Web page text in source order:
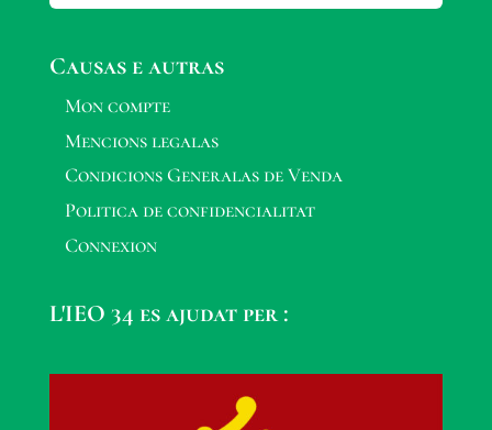
Causas e autras
Mon compte
Mencions legalas
Condicions Generalas de Venda
Politica de confidencialitat
Connexion
L'IEO 34 es ajudat per :